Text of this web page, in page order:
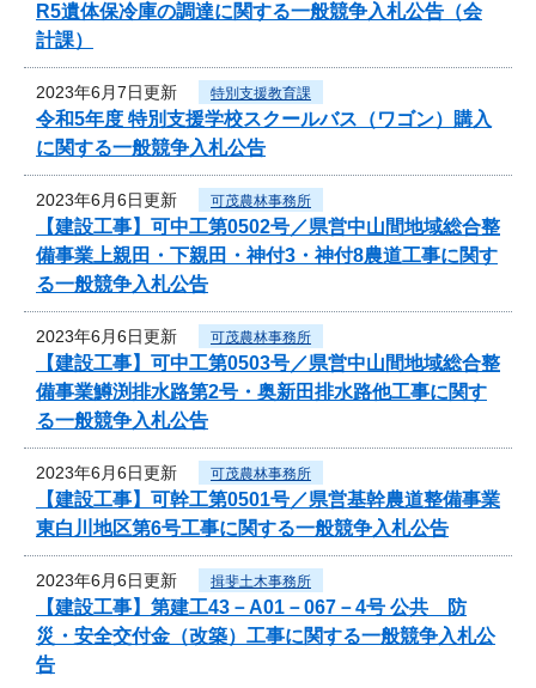
R5遺体保冷庫の調達に関する一般競争入札公告（会
計課）
2023年6月7日更新 特別支援教育課
令和5年度 特別支援学校スクールバス（ワゴン）購入
に関する一般競争入札公告
2023年6月6日更新 可茂農林事務所
【建設工事】可中工第0502号／県営中山間地域総合整
備事業上親田・下親田・神付3・神付8農道工事に関す
る一般競争入札公告
2023年6月6日更新 可茂農林事務所
【建設工事】可中工第0503号／県営中山間地域総合整
備事業鱒渕排水路第2号・奥新田排水路他工事に関す
る一般競争入札公告
2023年6月6日更新 可茂農林事務所
【建設工事】可幹工第0501号／県営基幹農道整備事業
東白川地区第6号工事に関する一般競争入札公告
2023年6月6日更新 揖斐土木事務所
【建設工事】第建工43－A01－067－4号 公共 防
災・安全交付金（改築）工事に関する一般競争入札公
告